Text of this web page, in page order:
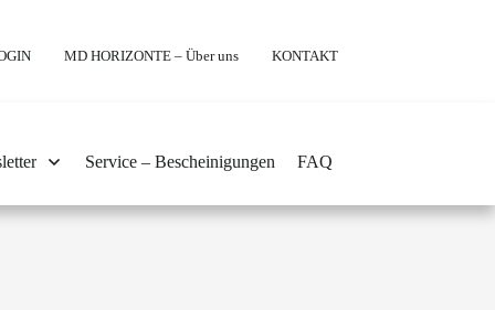
MD HORIZONTE – Über uns KONTAKT
Service – Bescheinigungen FAQ